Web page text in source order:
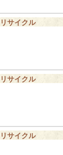
サイクル
サイクル
サイクル